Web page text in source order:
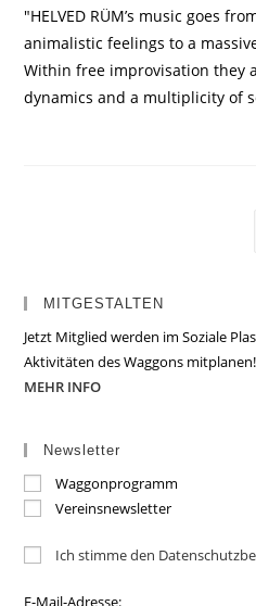
"HELVED RÜM’s music goes
animalistic feelings to a
Within free improvisation they
dynamics and a multiplicity of
MITGESTALTEN
Jetzt Mitglied werden im Soziale
Aktivitäten des Waggons mitplanen!
MEHR INFO
Newsletter
Waggonprogramm
Vereinsnewsletter
Ich stimme den
E-Mail-Adresse: